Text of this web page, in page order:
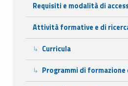
Requisiti e modalità di
Attività formative e di
Curricula
Programmi di